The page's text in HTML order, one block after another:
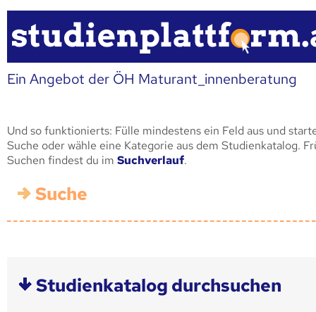
Ein Angebot der ÖH Maturant_innenberatung
Und so funktionierts: Fülle mindestens ein Feld aus und
Suche oder wähle eine Kategorie aus dem Studienkatalog.
Suchen findest du im Suchverlauf.
Suche
Studienkatalog durchsuchen